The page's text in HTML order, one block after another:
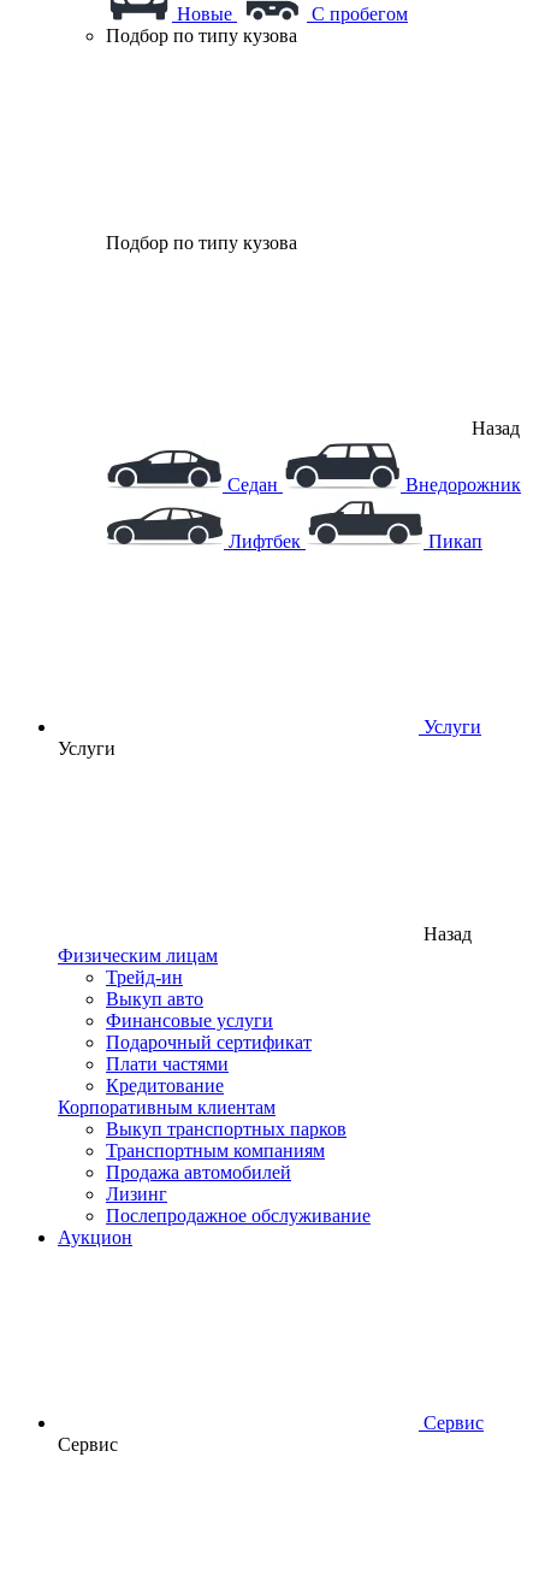
Новые
С пробегом
Подбор по типу кузова
Подбор по типу кузова
Назад
Седан Внедорожник
Лифтбек Пикап
Услуги
Услуги
Назад
Физическим лицам
Трейд-ин
Выкуп авто
Финансовые услуги
Подарочный сертификат
Плати частями
Кредитование
Корпоративным клиентам
Выкуп транспортных парков
Транспортным компаниям
Продажа автомобилей
Лизинг
Послепродажное обслуживание
Аукцион
Сервис
Сервис